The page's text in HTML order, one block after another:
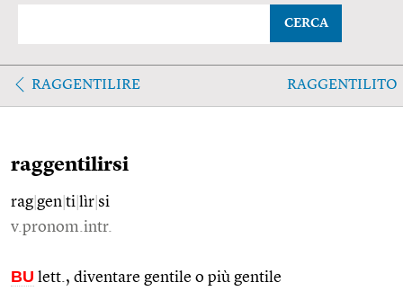
CERCA
RAGGENTILIRE RAGGENTILITO
raggentilirsi
rag gen ti lìr si
v.pronom.intr.
BU lett., diventare gentile o più gentile